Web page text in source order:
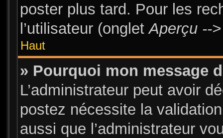
poster plus tard. Pour les
l’utilisateur (ongletAperçu --
Haut
» Pourquoi mon message
L’administrateur peut avoir
postez nécessite la
aussi que l’administrateur